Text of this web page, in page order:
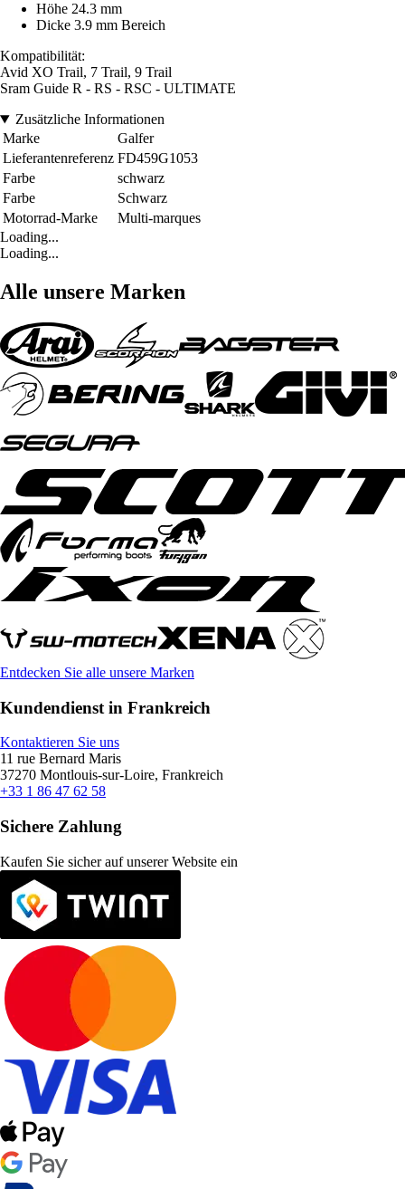
Höhe 24.3 mm
Dicke 3.9 mm Bereich
Kompatibilität:
Avid XO Trail, 7 Trail, 9 Trail
Sram Guide R - RS - RSC - ULTIMATE
Zusätzliche Informationen
Marke
Galfer
Lieferantenreferenz FD459G1053
Farbe
schwarz
Farbe
Schwarz
Motorrad-Marke
Multi-marques
Loading...
Loading...
Alle unsere Marken
Entdecken Sie alle unsere Marken
Kundendienst in Frankreich
Kontaktieren Sie uns
11 rue Bernard Maris
37270 Montlouis-sur-Loire, Frankreich
+33 1 86 47 62 58
Sichere Zahlung
Kaufen Sie sicher auf unserer Website ein